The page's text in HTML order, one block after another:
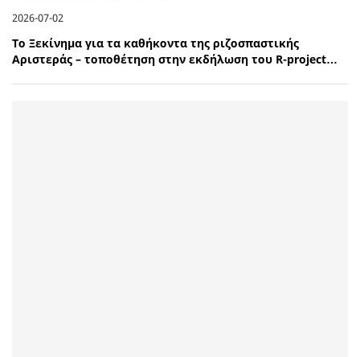
2026-07-02
Το Ξεκίνημα για τα καθήκοντα της ριζοσπαστικής
Αριστεράς – τοποθέτηση στην εκδήλωση του R-project…